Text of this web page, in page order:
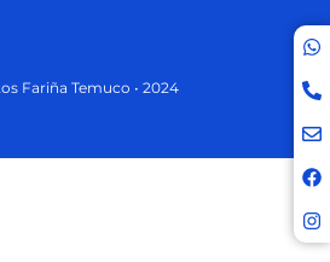
Fariña Temuco • 2024